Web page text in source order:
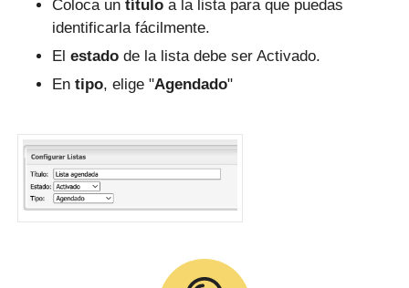
Coloca un título a la lista para que puedas
identificarla fácilmente.
El estado de la lista debe ser Activado.
En tipo, elige "Agendado"